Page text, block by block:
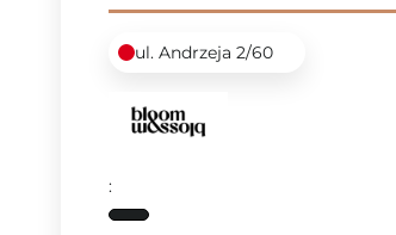
ul. Andrzeja 2/60
: